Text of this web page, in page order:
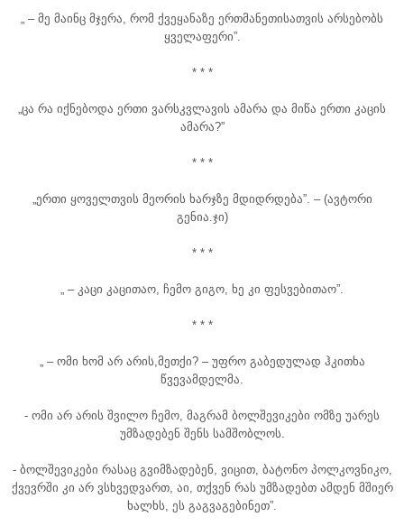
„ – მე მაინც მჯერა, რომ ქვეყანაზე ერთმანეთისათვის არსებობს
ყველაფერი”.
* * *
„ცა რა იქნებოდა ერთი ვარსკვლავის ამარა და მიწა ერთი კაცის
ამარა?”
* * *
„ერთი ყოველთვის მეორის ხარჯზე მდიდრდება”. – (ავტორი
გენია.ჯი)
* * *
„ – კაცი კაცითაო, ჩემო გიგო, ხე კი ფესვებითაო”.
* * *
„ – ომი ხომ არ არის,მეთქი? – უფრო გაბედულად ჰკითხა
წვევამდელმა.
- ომი არ არის შვილო ჩემო, მაგრამ ბოლშევიკები ომზე უარეს
უმზადებენ შენს სამშობლოს.
- ბოლშევიკები რასაც გვიმზადებენ, ვიცით, ბატონო პოლკოვნიკო,
ქვევრში კი არ ვსხვედვართ, აი, თქვენ რას უმზადებთ ამდენ მშიერ
ხალხს, ეს გაგვაგებინეთ”.